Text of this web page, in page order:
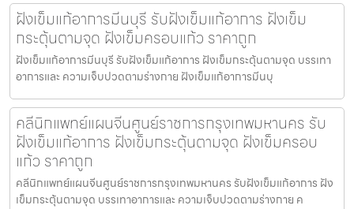
ฝังเข็มแก้อาการมีนบุรี รับฝังเข็มแก้อาการ ฝังเข็ม
กระตุ้นตามจุด ฝังเข็มครอบแก้ว ราคาถูก
ฝังเข็มแก้อาการมีนบุรี รับฝังเข็มแก้อาการ ฝังเข็มกระตุ้นตามจุด บรรเทา
อาการและ ความเจ็บปวดตามร่างกาย ฝังเข็มแก้อาการมีนบุ
คลีนิกแพทย์แผนจีนศูนย์ราชการกรุงเทพมหานคร รับ
ฝังเข็มแก้อาการ ฝังเข็มกระตุ้นตามจุด ฝังเข็มครอบ
แก้ว ราคาถูก
คลีนิกแพทย์แผนจีนศูนย์ราชการกรุงเทพมหานคร รับฝังเข็มแก้อาการ ฝัง
เข็มกระตุ้นตามจุด บรรเทาอาการและ ความเจ็บปวดตามร่างกาย ค